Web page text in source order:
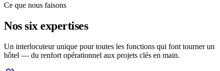
Ce que nous faisons
Nos six expertises
Un interlocuteur unique pour toutes les fonctions qui font tourner un
hôtel — du renfort opérationnel aux projets clés en main.